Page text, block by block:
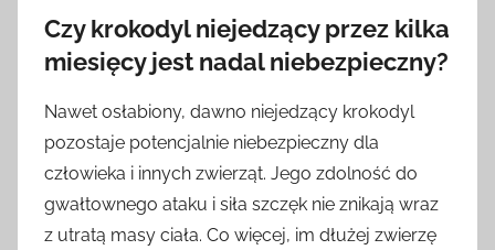
Czy krokodyl niejedzący przez kilka
miesięcy jest nadal niebezpieczny?
Nawet osłabiony, dawno niejedzący krokodyl
pozostaje potencjalnie niebezpieczny dla
człowieka i innych zwierząt. Jego zdolność do
gwałtownego ataku i siła szczęk nie znikają wraz
z utratą masy ciała. Co więcej, im dłużej zwierzę